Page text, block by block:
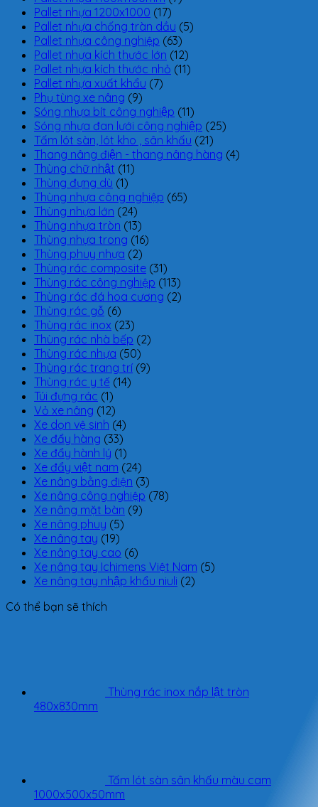
Pallet nhựa 1200x1000 (17)
Pallet nhựa chống tràn dầu (5)
Pallet nhựa công nghiệp (63)
Pallet nhựa kích thước lớn (12)
Pallet nhựa kích thước nhỏ (11)
Pallet nhựa xuất khẩu (7)
Phụ tùng xe nâng (9)
Sóng nhựa bít công nghiệp (11)
Sóng nhựa đan lưới công nghiệp (25)
Tấm lót sàn, lót kho , sân khấu (21)
Thang nâng điện - thang nâng hàng (4)
Thùng chữ nhật (11)
Thùng đựng dù (1)
Thùng nhựa công nghiệp (65)
Thùng nhựa lớn (24)
Thùng nhựa tròn (13)
Thùng nhựa trong (16)
Thùng phuy nhựa (2)
Thùng rác composite (31)
Thùng rác công nghiệp (113)
Thùng rác đá hoa cương (2)
Thùng rác gỗ (6)
Thùng rác inox (23)
Thùng rác nhà bếp (2)
Thùng rác nhựa (50)
Thùng rác trang trí (9)
Thùng rác y tế (14)
Túi đựng rác (1)
Vỏ xe nâng (12)
Xe dọn vệ sinh (4)
Xe đẩy hàng (33)
Xe đẩy hành lý (1)
Xe đẩy việt nam (24)
Xe nâng bằng điện (3)
Xe nâng công nghiệp (78)
Xe nâng mặt bàn (9)
Xe nâng phuy (5)
Xe nâng tay (19)
Xe nâng tay cao (6)
Xe nâng tay Ichimens Việt Nam (5)
Xe nâng tay nhập khẩu niuli (2)
Có thể bạn sẽ thích
Thùng rác inox nắp lật tròn
480x830mm
Tấm lót sàn sân khấu màu cam
1000x500x50mm